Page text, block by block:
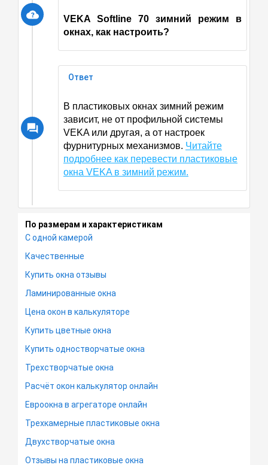
VEKA Softline 70 зимний режим в
окнах, как настроить?
Ответ
В пластиковых окнах зимний режим
зависит, не от профильной системы
VEKA или другая, а от настроек
фурнитурных механизмов. Читайте
подробнее как перевести пластиковые
окна VEKA в зимний режим.
По размерам и характеристикам
С одной камерой
Качественные
Купить окна отзывы
Ламинированные окна
Цена окон в калькуляторе
Купить цветные окна
Купить одностворчатые окна
Трехстворчатые окна
Расчёт окон калькулятор онлайн
Евроокна в агрегаторе онлайн
Трехкамерные пластиковые окна
Двухстворчатые окна
Отзывы на пластиковые окна